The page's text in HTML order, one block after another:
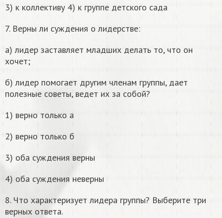
3) к коллективу 4) к группе детского сада
7. Верны ли суждения о лидерстве:
а) лидер заставляет младших делать то, что он
хочет;
б) лидер помогает другим членам группы, дает
полезные советы, ведет их за собой?
1) верно только а
2) верно только б
3) оба суждения верны
4) оба суждения неверны
8. Что характеризует лидера группы? Выберите три
верных ответа.